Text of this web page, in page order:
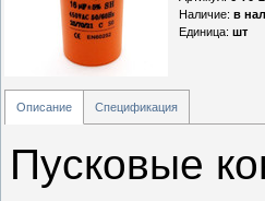
Наличие: в
Единица: шт
Описание Спецификация
Пусковые